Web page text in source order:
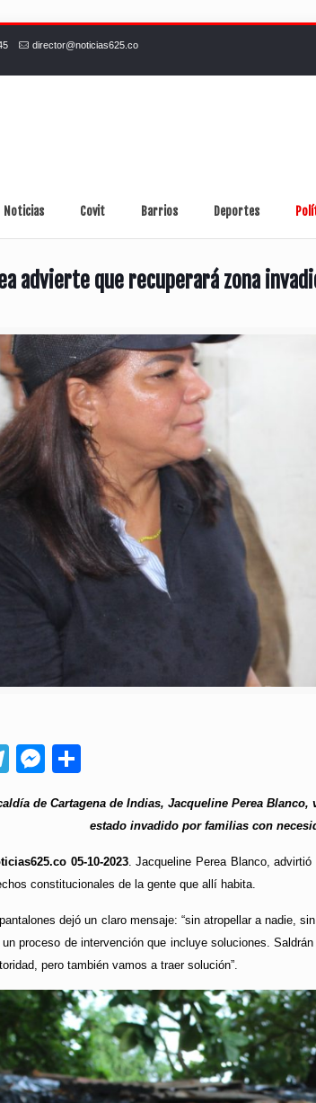
director@noticias625.co
Noticias Covit Barrios Deportes
advierte que recuperará zona
Telegram
Messenger
de Cartagena de Indias, Jacqueline Perea
estado invadido por familias con
05-10-2023. Jacqueline Perea Blanco,
constitucionales de la gente que allí habita.
dejó un claro mensaje: “sin atropellar a nadie,
proceso de intervención que incluye soluciones.
pero también vamos a traer solución”.